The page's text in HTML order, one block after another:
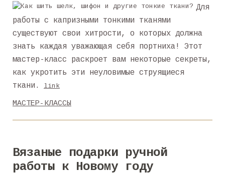
Для
работы с капризными тонкими тканями
существуют свои хитрости, о которых должна
знать каждая уважающая себя портниха! Этот
мастер-класс раскроет вам некоторые секреты,
как укротить эти неуловимые струящиеся
ткани.
link
МАСТЕР-КЛАССЫ
Вязаные подарки ручной
работы к Новому году